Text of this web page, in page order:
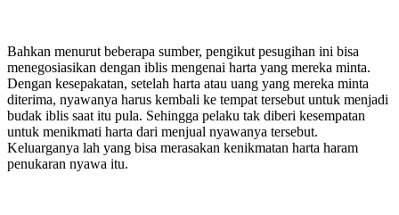
Bahkan menurut beberapa sumber, pengikut pesugihan ini bisa
menegosiasikan dengan iblis mengenai harta yang mereka minta.
Dengan kesepakatan, setelah harta atau uang yang mereka minta
diterima, nyawanya harus kembali ke tempat tersebut untuk menjadi
budak iblis saat itu pula. Sehingga pelaku tak diberi kesempatan
untuk menikmati harta dari menjual nyawanya tersebut.
Keluarganya lah yang bisa merasakan kenikmatan harta haram
penukaran nyawa itu.